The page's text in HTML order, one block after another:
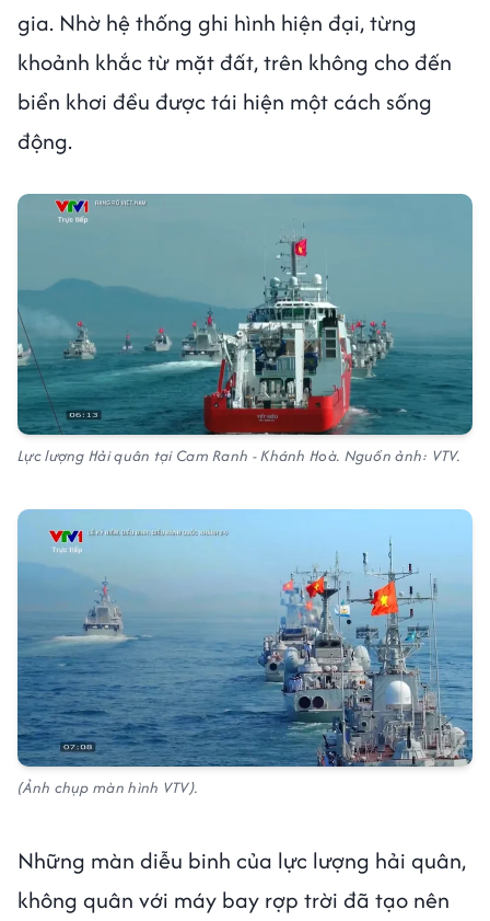
gia. Nhờ hệ thống ghi hình hiện đại, từng
khoảnh khắc từ mặt đất, trên không cho đến
biển khơi đều được tái hiện một cách sống
động.
Lực lượng Hải quân tại Cam Ranh - Khánh Hoà. Nguồn ảnh: VTV.
(Ảnh chụp màn hình VTV).
Những màn diễu binh của lực lượng hải quân,
không quân với máy bay rợp trời đã tạo nên